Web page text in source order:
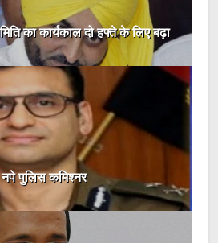
का कार्यकाल दो हफ्ते के लिए बढ़ा
पुलिस कमिश्नर